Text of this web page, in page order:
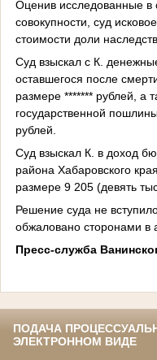
Оценив исследованные в
совокупности, суд
стоимости доли
Суд взыскал с К.
оставшегося после
размере ******* рублей, а
государственной
рублей.
Суд взыскал К. в доход
района Хабаровского
размере 9 205 (девять
Решение суда не
обжаловано сторонами в
Пресс-служба
ПОДАЧА
ЭЛЕКТРОННОМ ВИДЕ